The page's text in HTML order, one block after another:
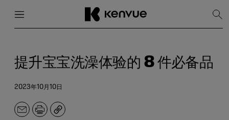
显
示
提升宝宝洗澡体验的 8 件必备品
2023年10月10日
电
打
副